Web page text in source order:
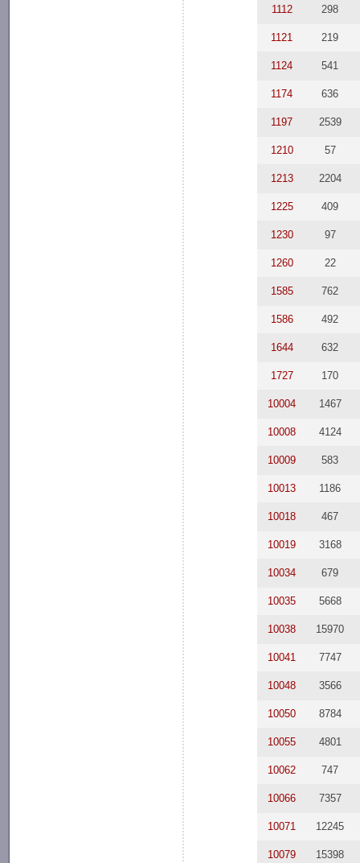
1112 298
1121 219
1124 541
1174 636
1197 2539
1210 57
1213 2204
1225 409
1230 97
1260 22
1585 762
1586 492
1644 632
1727 170
10004 1467
10008 4124
10009 583
10013 1186
10018 467
10019 3168
10034 679
10035 5668
10038 15970
10041 7747
10048 3566
10050 8784
10055 4801
10062 747
10066 7357
10071 12245
10079 15398